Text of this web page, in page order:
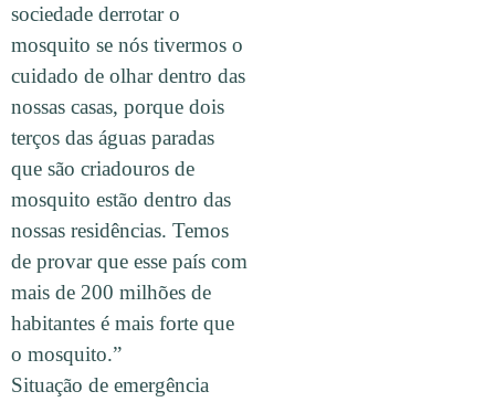
sociedade derrotar o
mosquito se nós tivermos o
cuidado de olhar dentro das
nossas casas, porque dois
terços das águas paradas
que são criadouros de
mosquito estão dentro das
nossas residências. Temos
de provar que esse país com
mais de 200 milhões de
habitantes é mais forte que
o mosquito.”
Situação de emergência